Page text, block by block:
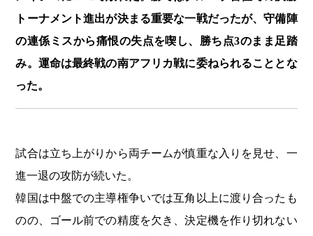
トーナメント進出が決まる重要な一戦だったが、守備陣
の連係ミスから痛恨の失点を喫し、勝ち点3のまま足踏
み。運命は最終戦の南アフリカ戦に委ねられることとな
った。
試合は立ち上がりから両チームが慎重な入りを見せ、一
進一退の攻防が続いた。
韓国は中盤での主導権争いでは互角以上に渡り合ったも
のの、ゴール前での精度を欠き、決定機を作り切れない